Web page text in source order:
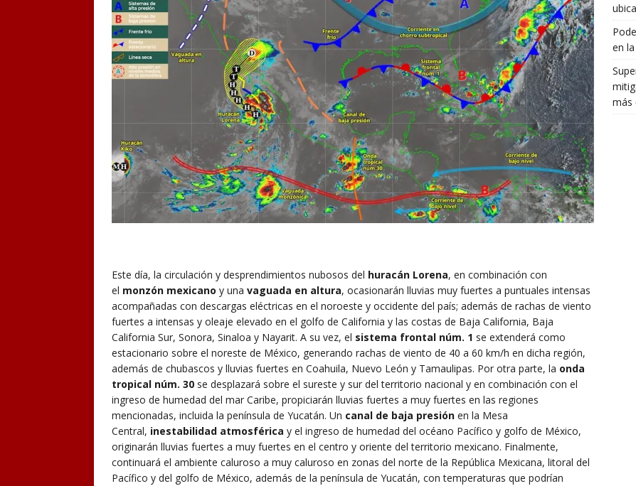
Este día, la circulación y desprendimientos nubosos del huracán Lorena, en combinación con
el monzón mexicano y una vaguada en altura, ocasionarán lluvias muy fuertes a puntuales intensas
acompañadas con descargas eléctricas en el noroeste y occidente del país; además de rachas de viento
fuertes a intensas y oleaje elevado en el golfo de California y las costas de Baja California, Baja
California Sur, Sonora, Sinaloa y Nayarit. A su vez, el sistema frontal núm. 1 se extenderá como
estacionario sobre el noreste de México, generando rachas de viento de 40 a 60 km/h en dicha región,
además de chubascos y lluvias fuertes en Coahuila, Nuevo León y Tamaulipas. Por otra parte, la onda
tropical núm. 30 se desplazará sobre el sureste y sur del territorio nacional y en combinación con el
ingreso de humedad del mar Caribe, propiciarán lluvias fuertes a muy fuertes en las regiones
mencionadas, incluida la península de Yucatán. Un canal de baja presión en la Mesa
Central, inestabilidad atmosférica y el ingreso de humedad del océano Pacífico y golfo de México,
originarán lluvias fuertes a muy fuertes en el centro y oriente del territorio mexicano. Finalmente,
continuará el ambiente caluroso a muy caluroso en zonas del norte de la República Mexicana, litoral del
Pacífico y del golfo de México, además de la península de Yucatán, con temperaturas que podrían
en
más